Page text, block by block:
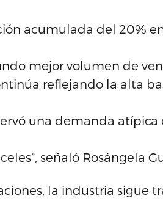
acumulada del 20%
mejor volumen de
reflejando la alta
una demanda
señaló Rosángela
la industria sigue